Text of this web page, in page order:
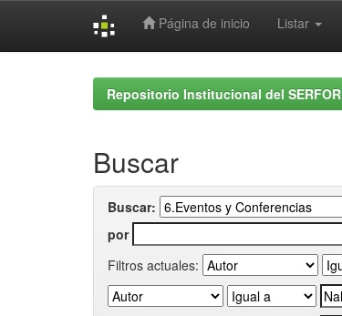
Página de inicio Listar
Repositorio Institucional del SERFOR
Buscar
Buscar:
por
Filtros actuales: